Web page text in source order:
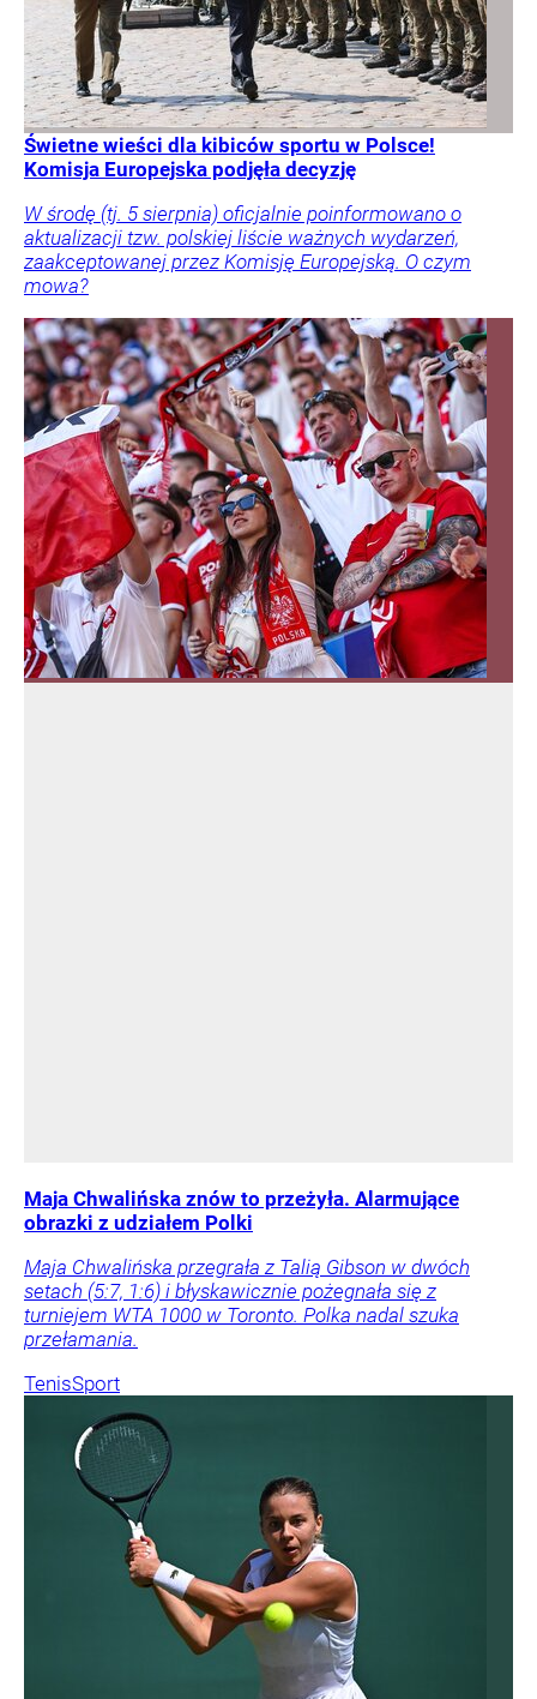
Świetne wieści dla kibiców sportu w Polsce!
Komisja Europejska podjęła decyzję
W środę (tj. 5 sierpnia) oficjalnie poinformowano o
aktualizacji tzw. polskiej liście ważnych wydarzeń,
zaakceptowanej przez Komisję Europejską. O czym
mowa?
Maja Chwalińska znów to przeżyła. Alarmujące
obrazki z udziałem Polki
Maja Chwalińska przegrała z Talią Gibson w dwóch
setach (5:7, 1:6) i błyskawicznie pożegnała się z
turniejem WTA 1000 w Toronto. Polka nadal szuka
przełamania.
TenisSport